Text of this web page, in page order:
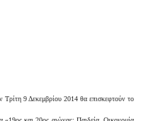
9 Δεκεμβρίου 2014 θα επισκεφτούν το